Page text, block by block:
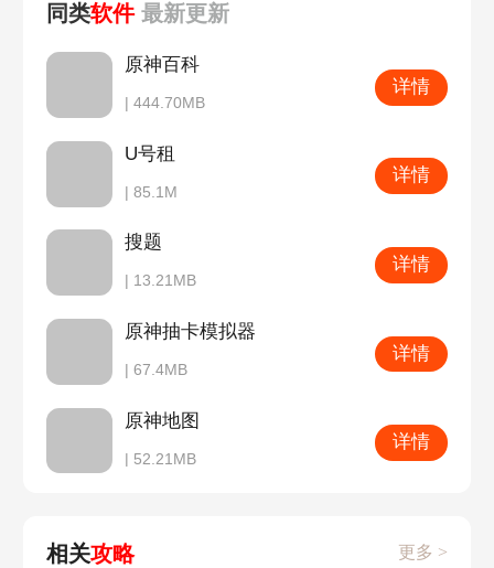
同类软件 最新更新
原神百科
| 444.70MB
详情
U号租
| 85.1M
详情
搜题
| 13.21MB
详情
原神抽卡模拟器
| 67.4MB
详情
原神地图
| 52.21MB
详情
相关攻略 更多 >